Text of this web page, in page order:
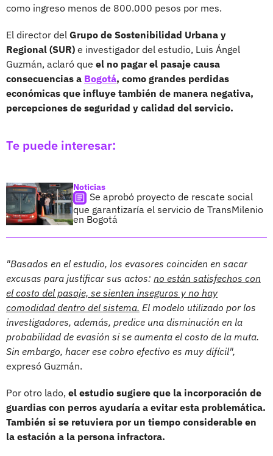
como ingreso menos de 800.000 pesos por mes.
El director del Grupo de Sostenibilidad Urbana y
Regional (SUR) e investigador del estudio, Luis Ángel
Guzmán, aclaró que el no pagar el pasaje causa
consecuencias a Bogotá, como grandes perdidas
económicas que influye también de manera negativa,
percepciones de seguridad y calidad del servicio.
Te puede interesar:
Noticias
Se aprobó proyecto de rescate social
que garantizaría el servicio de TransMilenio
en Bogotá
"Basados en el estudio, los evasores coinciden en sacar
excusas para justificar sus actos: no están satisfechos con
el costo del pasaje, se sienten inseguros y no hay
comodidad dentro del sistema. El modelo utilizado por los
investigadores, además, predice una disminución en la
probabilidad de evasión si se aumenta el costo de la muta.
Sin embargo, hacer ese cobro efectivo es muy difícil",
expresó Guzmán.
Por otro lado, el estudio sugiere que la incorporación de
guardias con perros ayudaría a evitar esta problemática.
También si se retuviera por un tiempo considerable en
la estación a la persona infractora.